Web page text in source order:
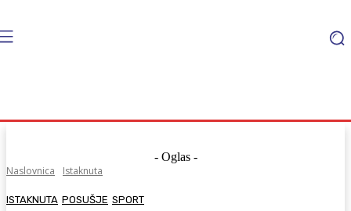
- Oglas -
Naslovnica
Istaknuta
ISTAKNUTA POSUŠJE SPORT